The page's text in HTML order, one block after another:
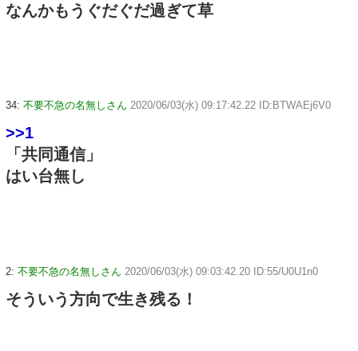
なんかもうぐだぐだ過ぎて草
34: 不要不急の名無しさん 2020/06/03(水) 09:17:42.22 ID:BTWAEj6V0
>>1
「共同通信」
はい台無し
2: 不要不急の名無しさん 2020/06/03(水) 09:03:42.20 ID:55/U0U1n0
そういう方向で生き残る！